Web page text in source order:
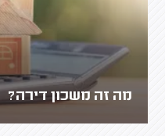
מה זה משכון דירה?